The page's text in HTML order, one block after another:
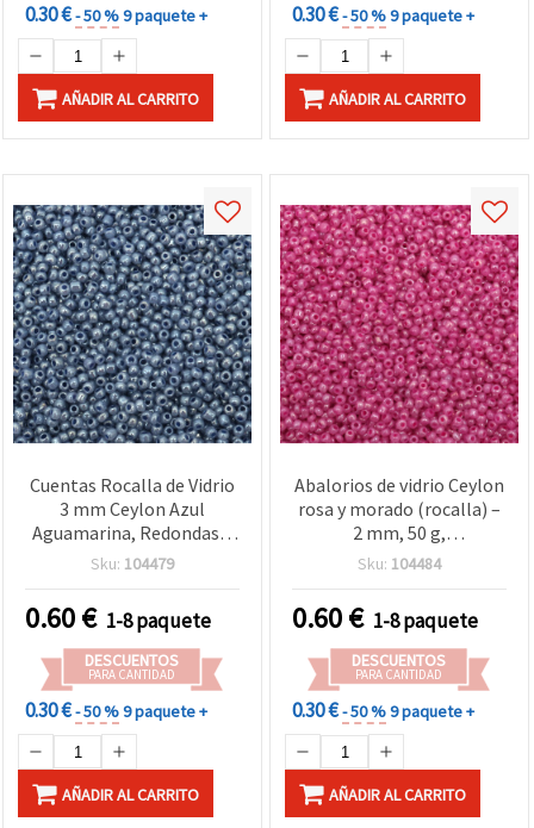
0.30 €- 50 %9 paquete +
AÑADIR AL CARRITO
0.30 €- 50 %9 paquete +
AÑADIR AL CARRITO
Cuentas Rocalla de Vidrio
3 mm Ceylon Azul
Aguamarina, Redondas –
Bolsa a Granel de 50 g
Abalorios y Manualidades
Sku: 104479
0.60€ 1-8 paquete
DESCUENTOS
PARA CANTIDAD
0.30 €- 50 %9 paquete +
AÑADIR AL CARRITO
Abalorios de vidrio Ceylon
rosa y morado (rocalla) –
2 mm, 50 g,
imprescindibles para
cuentas y manualidades
decorativas
Sku: 104484
0.60€ 1-8 paquete
DESCUENTOS
PARA CANTIDAD
0.30 €- 50 %9 paquete +
AÑADIR AL CARRITO